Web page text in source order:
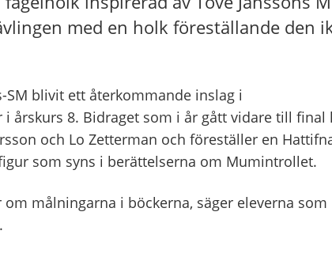
med en holk föreställande den
SM blivit ett återkommande inslag i
årskurs 8. Bidraget som i år gått vidare till final
och Lo Zetterman och föreställer en
som syns i berättelserna om Mumintrollet.
målningarna i böckerna, säger eleverna som